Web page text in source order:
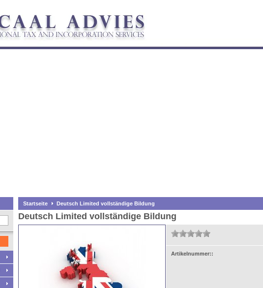
Startseite Deutsch Limited vollständige Bildung
Deutsch Limited vollständige Bildung
Artikelnummer::